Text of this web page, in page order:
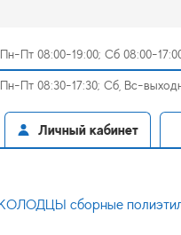
Пн-Пт 08:00-19:00; Сб 08:00-
Пн-Пт 08:30-17:30; Сб, Вс-
Личный кабинет
сборные